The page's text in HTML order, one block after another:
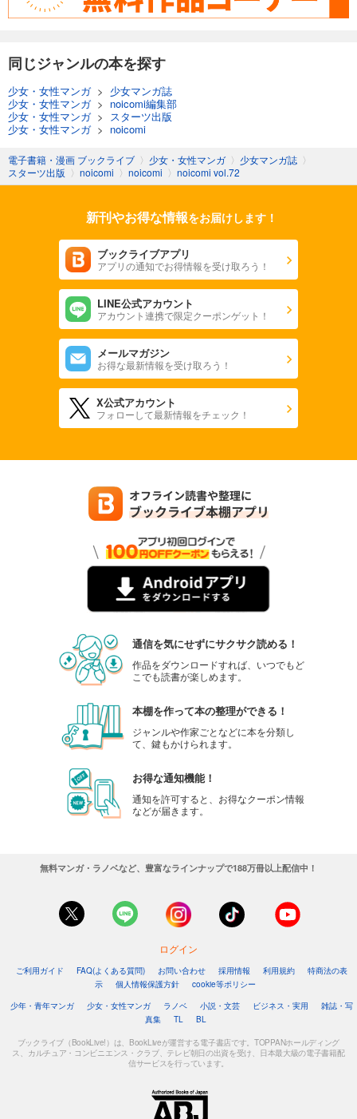
カート
あらすじを表示する
noicomi vol.142
660 円 (税込)
試し読み
あらすじを表示する
660 円 (税込)
あらすじを表示する
noicomi vol.140
440円 (税込)
あらすじを表示する
noicomi vol.139
カート
あらすじを表示する
noicomi vol.138
440円 (税込)
noicomi vol.137
550円 (税込)
あらすじを表示する
noicomi vol.136
440
円 (税込)
円 (税込)
あらすじを表示する
noicomi vol.134
同じジャンルの本を探す
少女・女性マンガ> 少女マンガ誌
少女・女性マンガ> noicomi編集部
少女・女性マンガ> スターツ出版
少女・女性マンガ> noicomi
電子書籍・漫画 ブックライブ 〉 少女・女性マンガ 〉 少女マンガ誌 〉
スターツ出版 〉 noicomi 〉 noicomi 〉 noicomi vol.72
新刊やお得な情報をお届けします！
ブックライブアプリ
アプリの通知でお得情報を受け取ろう！
LINE公式アカウント
アカウント連携で限定クーポンゲット！
メールマガジン
お得な最新情報を受け取ろう！
X公式アカウント
フォローして最新情報をチェック！
通信を気にせずにサクサク読める！
作品をダウンロードすれば、いつでもど
こでも読書が楽しめます。
本棚を作って本の整理ができる！
ジャンルや作家ごとなどに本を分類し
て、鍵もかけられます。
お得な通知機能！
通知を許可すると、お得なクーポン情報
などが届きます。
無料マンガ・ラノベなど、豊富なラインナップで188万冊以上配信中！
ログイン
ご利用ガイド FAQ(よくある質問) お問い合わせ 採用情報 利用規約
特商法の表
示
個人情報保護方針
cookie等ポリシー
少年・青年マンガ
少女・女性マンガ ラノベ 小説・文芸 ビジネス・実用
雑誌・写
真集
TL BL
ブックライブ（BookLive!）は、BookLiveが運営する電子書店です。TOPPANホールディング
ス、カルチュア・コンビニエンス・クラブ、テレビ朝日の出資を受け、日本最大級の電子書籍配
信サービスを行っています。